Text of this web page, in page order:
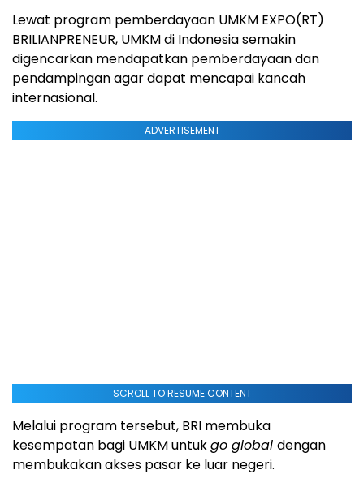
Lewat program pemberdayaan UMKM EXPO(RT)
BRILIANPRENEUR, UMKM di Indonesia semakin
digencarkan mendapatkan pemberdayaan dan
pendampingan agar dapat mencapai kancah
internasional.
ADVERTISEMENT
SCROLL TO RESUME CONTENT
Melalui program tersebut, BRI membuka
kesempatan bagi UMKM untukgo global dengan
membukakan akses pasar ke luar negeri.